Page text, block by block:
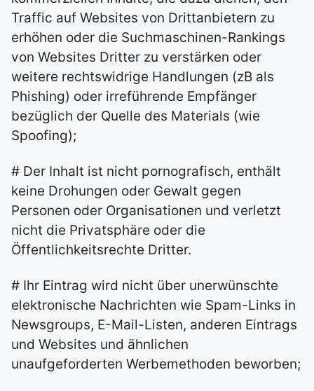
Traffic auf Websites von Drittanbietern zu
erhöhen oder die Suchmaschinen-Rankings
von Websites Dritter zu verstärken oder
weitere rechtswidrige Handlungen (zB als
Phishing) oder irreführende Empfänger
bezüglich der Quelle des Materials (wie
Spoofing);
# Der Inhalt ist nicht pornografisch, enthält
keine Drohungen oder Gewalt gegen
Personen oder Organisationen und verletzt
nicht die Privatsphäre oder die
Öffentlichkeitsrechte Dritter.
# Ihr Eintrag wird nicht über unerwünschte
elektronische Nachrichten wie Spam-Links in
Newsgroups, E-Mail-Listen, anderen Eintrags
und Websites und ähnlichen
unaufgeforderten Werbemethoden beworben;